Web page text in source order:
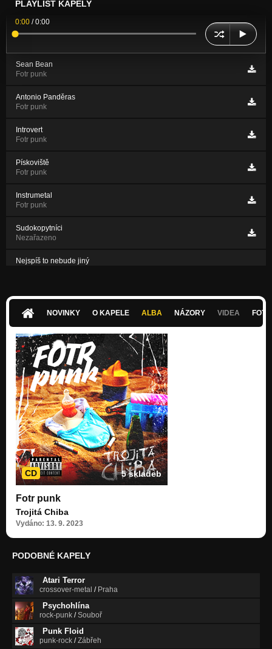
PLAYLIST KAPELY
0:00 /0:00
Sean Bean
Fotr punk
Antonio Panděras
Fotr punk
Introvert
Fotr punk
Pískoviště
Fotr punk
Instrumetal
Fotr punk
Sudokopytníci
Nezařazeno
Nejspíš to nebude jiný
NOVINKY
O KAPELE ALBA NÁZORY VIDEA
CD 5 skladeb
Fotr punk
Trojitá Chiba
Vydáno: 13. 9. 2023
PODOBNÉ KAPELY
Atari Terror
crossover-metal / Praha
Psychohlína
rock-punk /Souboř
Punk Floid
punk-rock /Zábřeh